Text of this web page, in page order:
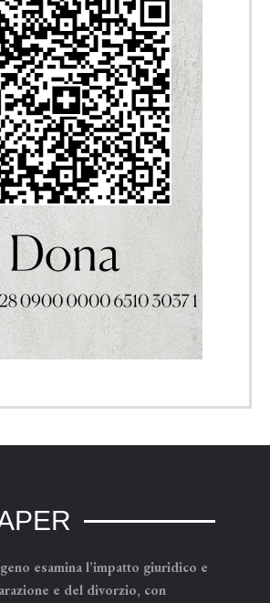
esamina l’impatto giuridico e
e del divorzio, con